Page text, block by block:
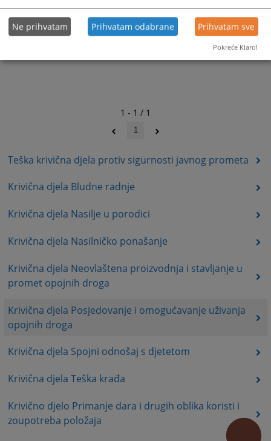
Teška krivična djela protiv sigurnosti javnog prometa
Krivična djela Bludne radnje
Krivična djela Nasilje u porodici
Krivična djela Nasilničko ponašanje
Krivična djela Neovlaštena proizvodnja i stavljanje u
promet opojnih droga
Krivična djela Posjedovanje i omogućavanje uživanja
opojnih droga
Krivična djela Spojni odnošaj s djetetom
Krivična djela Teška krađa
Krivično djelo Primanje dara i drugih oblika koristi i
zoupotreba položaja
1 - 1 / 1
1
Ne prihvatam Prihvatam odabrane Prihvatam sve
Pokreće Klaro!